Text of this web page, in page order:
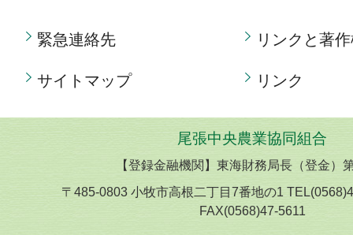
緊急連絡先
サイトマップ
リンクと著
リンク
尾張中央農業協同組合
【登録金融機関】東海財務局長（登金）
〒485-0803 小牧市高根二丁目7番地の1
FAX(0568)47-5611